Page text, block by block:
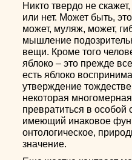
Никто твердо не
или нет. Может быть,
может, муляж, может,
мышление
вещи. Кроме того
яблоко – это прежде
есть яблоко
утверждение
некоторая
превратиться в особой
имеющий инаковое
онтологическое,
значение.